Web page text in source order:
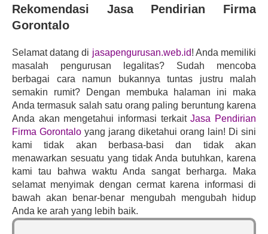
Rekomendasi Jasa Pendirian Firma
Gorontalo
Selamat datang di jasapengurusan.web.id! Anda memiliki
masalah pengurusan legalitas? Sudah mencoba
berbagai cara namun bukannya tuntas justru malah
semakin rumit? Dengan membuka halaman ini maka
Anda termasuk salah satu orang paling beruntung karena
Anda akan mengetahui informasi terkait Jasa Pendirian
Firma Gorontalo yang jarang diketahui orang lain! Di sini
kami tidak akan berbasa-basi dan tidak akan
menawarkan sesuatu yang tidak Anda butuhkan, karena
kami tau bahwa waktu Anda sangat berharga. Maka
selamat menyimak dengan cermat karena informasi di
bawah akan benar-benar mengubah mengubah hidup
Anda ke arah yang lebih baik.